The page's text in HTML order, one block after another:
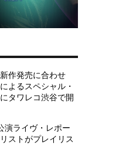
作発売に合わせ
よるスペシャル・
タワレコ渋谷で開
演ライヴ・レポー
ストがプレイリス